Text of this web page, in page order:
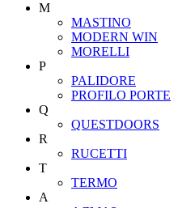
M
MASTINO
MODERN WIN
MORELLI
P
PALIDORE
PROFILO PORTE
Q
QUESTDOORS
R
RUCETTI
T
TERMO
А